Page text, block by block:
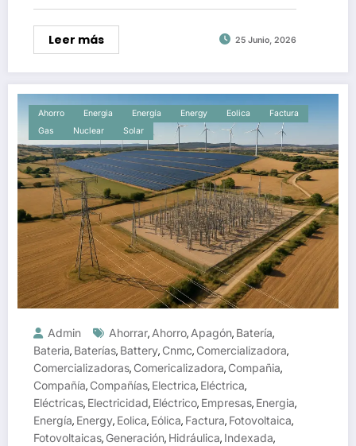
Leer más 25 Junio, 2026
Ahorro Energia Energía Energy Eolica
Factura
Gas
Nuclear Solar
Admin Ahorrar, Ahorro, Apagón, Batería,
Bateria, Baterías, Battery, Cnmc, Comercializadora,
Comercializadoras, Comericalizadora, Compañia,
Compañía, Compañías, Electrica, Eléctrica,
Eléctricas, Electricidad, Eléctrico, Empresas, Energia,
Energía, Energy, Eolica, Eólica, Factura, Fotovoltaica,
Fotovoltaicas, Generación, Hidráulica, Indexada,